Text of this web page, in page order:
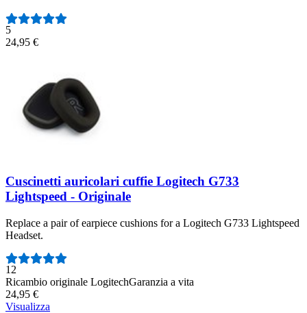
5
24,95 €
Cuscinetti auricolari cuffie Logitech G733
Lightspeed - Originale
Replace a pair of earpiece cushions for a Logitech G733 Lightspeed
Headset.
Numero di recensioni:
12
Ricambio originale LogitechGaranzia a vita
24,95 €
Visualizza